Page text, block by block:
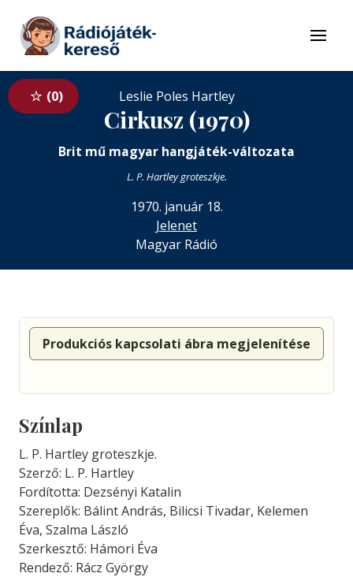
Tovább a tartalomhoz
Menü
0 Leslie Poles Hartley
Cirkusz (1970)
Brit mű magyar hangjáték-változata
L. P. Hartley groteszkje.
1970. január 18.
Jelenet
Magyar Rádió
Produkciós kapcsolati ábra megjelenítése
Színlap
L. P. Hartley groteszkje.
Szerző: L. P. Hartley
Fordította: Dezsényi Katalin
Szereplők: Bálint András, Bilicsi Tivadar, Kelemen
Éva, Szalma László
Szerkesztő: Hámori Éva
Rendező: Rácz György